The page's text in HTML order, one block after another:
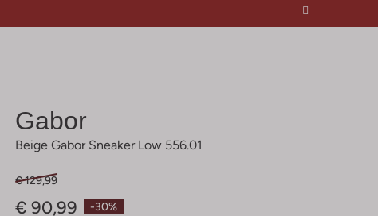
Gabor
Beige Gabor Sneaker Low 556.01
-30%
€ 129,99
€ 90,99